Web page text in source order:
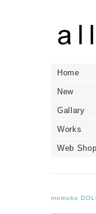
Home
New
Gallary
Works
Web Shop
momoko